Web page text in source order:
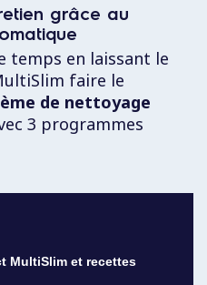
grâce au
temps en laissant le
faire le
de nettoyage
3 programmes
MultiSlim et recettes